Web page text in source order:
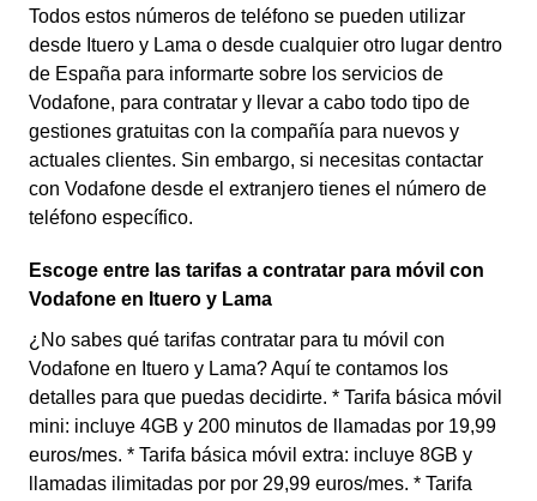
Todos estos números de teléfono se pueden utilizar
desde Ituero y Lama o desde cualquier otro lugar dentro
de España para informarte sobre los servicios de
Vodafone, para contratar y llevar a cabo todo tipo de
gestiones gratuitas con la compañía para nuevos y
actuales clientes. Sin embargo, si necesitas contactar
con Vodafone desde el extranjero tienes el número de
teléfono específico.
Escoge entre las tarifas a contratar para móvil con
Vodafone en Ituero y Lama
¿No sabes qué tarifas contratar para tu móvil con
Vodafone en Ituero y Lama? Aquí te contamos los
detalles para que puedas decidirte. * Tarifa básica móvil
mini: incluye 4GB y 200 minutos de llamadas por 19,99
euros/mes. * Tarifa básica móvil extra: incluye 8GB y
llamadas ilimitadas por por 29,99 euros/mes. * Tarifa